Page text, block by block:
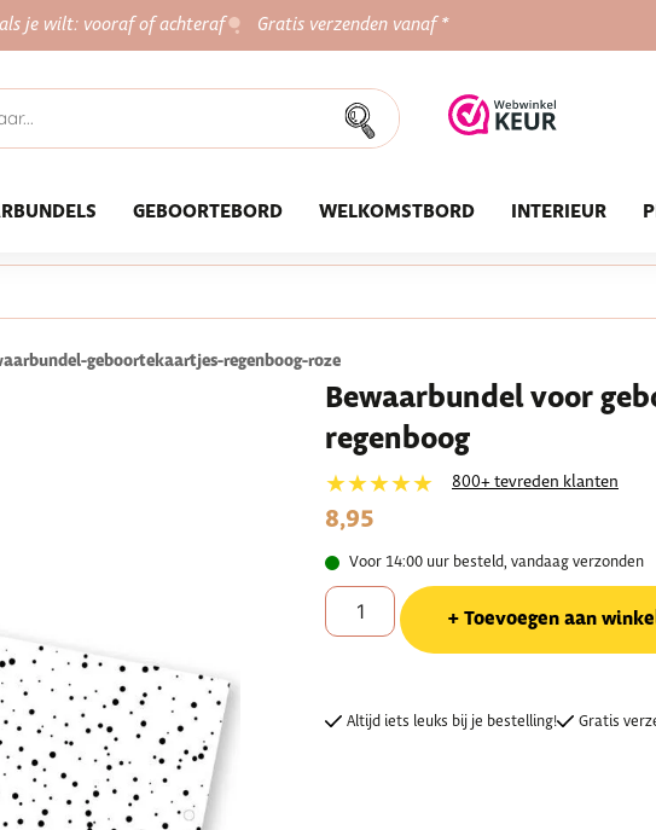
je wilt: vooraf of achteraf Gratis verzenden vanaf *
GEBOORTEBORD WELKOMSTBORD INTERIEUR
geboortekaartjes-regenboog-roze
Bewaarbundel voor
regenboog
★★★★★ 800+ tevreden klanten
8,95
Voor 14:00 uur besteld, vandaag verzonden
Toevoegen aan
Altijd iets leuks bij je bestelling! Gratis